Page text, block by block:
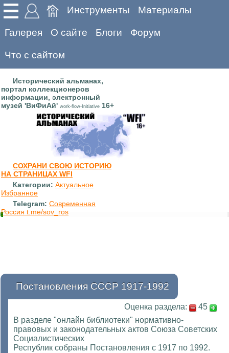
Инструменты Материалы
Галерея О сайте Блоги Форум
Что с сайтом
Исторический альманах,
портал коллекционеров
информации, электронный
музей 'ВиФиАй' work-flow-Initiative 16+
СОХРАНИ СВОЮ ИСТОРИЮ
НА СТРАНИЦАХ WFI
Категории: Актуальное
Избранное
Telegram: Современная
Россия t.me/sov_ros
Постановления СССР 1917-1992
Оценка раздела:
45
В разделе "онлайн библиотеки" нормативно-
правовых и законодательных актов Союза Советских
Социалистических
Республик собраны Постановления с 1917 по 1992.